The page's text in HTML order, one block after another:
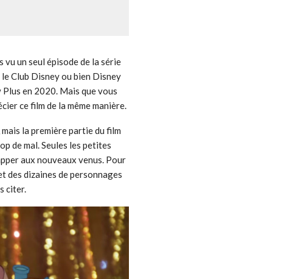
vu un seul épisode de la série
Club Disney ou bien Disney
Plus en 2020. Mais que vous
ce film de la même manière.
la première partie du film
de mal. Seules les petites
aux nouveaux venus. Pour
des dizaines de personnages
citer.